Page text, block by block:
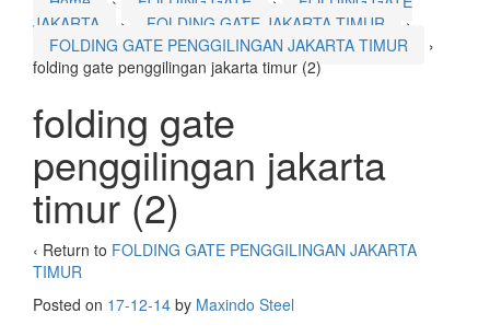
JAKARTA
› FOLDING GATE JAKARTA TIMUR
›
FOLDING GATE PENGGILINGAN JAKARTA TIMUR
›
folding gate penggilingan jakarta timur (2)
folding gate
penggilingan jakarta
timur (2)
‹ Return to FOLDING GATE PENGGILINGAN JAKARTA
TIMUR
Posted on 17-12-14 by Maxindo Steel